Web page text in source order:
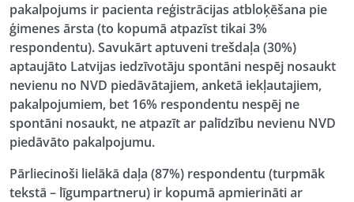
pakalpojums ir pacienta reģistrācijas atbloķēšana pie
ģimenes ārsta (to kopumā atpazīst tikai 3%
respondentu). Savukārt aptuveni trešdaļa (30%)
aptaujāto Latvijas iedzīvotāju spontāni nespēj nosaukt
nevienu no NVD piedāvātajiem, anketā iekļautajiem,
pakalpojumiem, bet 16% respondentu nespēj ne
spontāni nosaukt, ne atpazīt ar palīdzību nevienu NVD
piedāvāto pakalpojumu.
Pārliecinoši lielākā daļa (87%) respondentu (turpmāk
tekstā – līgumpartneru) ir kopumā apmierināti ar